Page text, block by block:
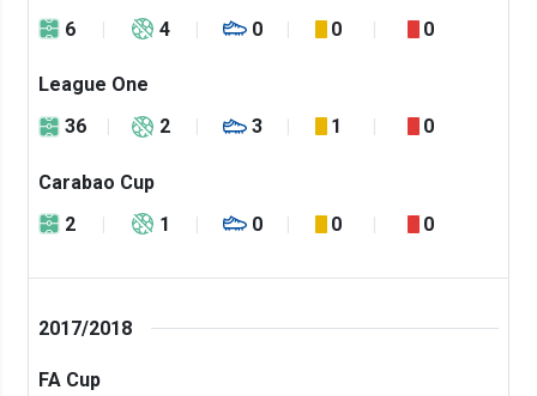
6
4 0 0 0
League One
36
2 3 1 0
Carabao Cup
2
1 0 0 0
2017/2018
FA Cup